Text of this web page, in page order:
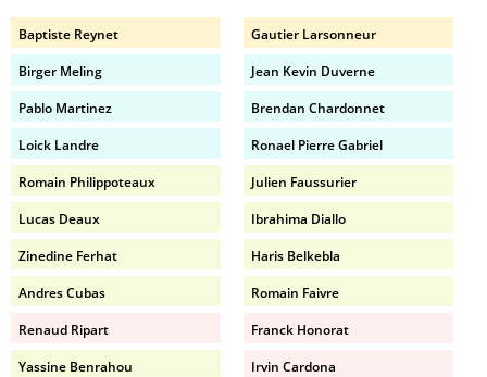
Baptiste Reynet
Birger Meling
Pablo Martinez
Loick Landre
Romain Philippoteaux
Lucas Deaux
Zinedine Ferhat
Andres Cubas
Renaud Ripart
Yassine Benrahou
Gautier Larsonneur
Jean Kevin Duverne
Brendan Chardonnet
Ronael Pierre Gabriel
Julien Faussurier
Ibrahima Diallo
Haris Belkebla
Romain Faivre
Franck Honorat
Irvin Cardona